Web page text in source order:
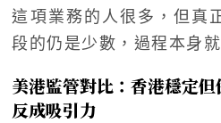
這項業務的人很多，但真
段的仍是少數，過程本身
美港監管對比：香港穩定
反成吸引力